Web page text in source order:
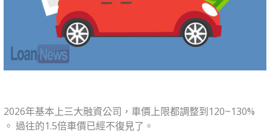
2026年基本上三大融資公司，車價上限都調整到120~130%
。 過往的1.5倍車價已經不復見了。